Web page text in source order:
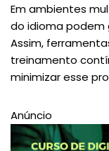
Em ambientes
do idioma podem
Assim,
treinamento
minimizar esse
Anúncio